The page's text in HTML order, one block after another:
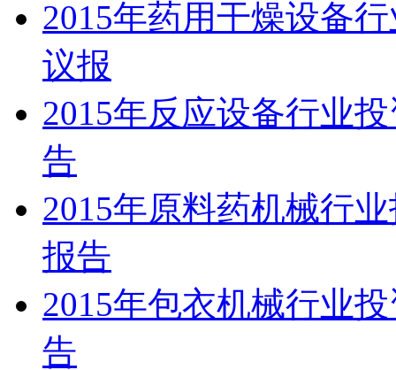
2015年药用干燥设备
议报
2015年反应设备行业
告
2015年原料药机械行
报告
2015年包衣机械行业
告